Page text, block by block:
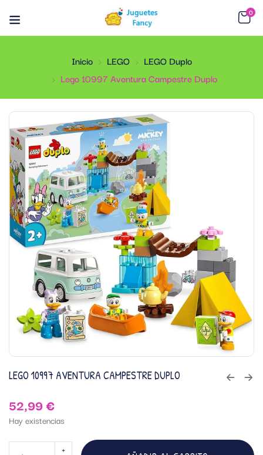
0
Inicio LEGO
LEGO Duplo
Lego 10997 Aventura Campestre Duplo
LEGO 10997 AVENTURA CAMPESTRE DUPLO
52,99€
Hay existencias